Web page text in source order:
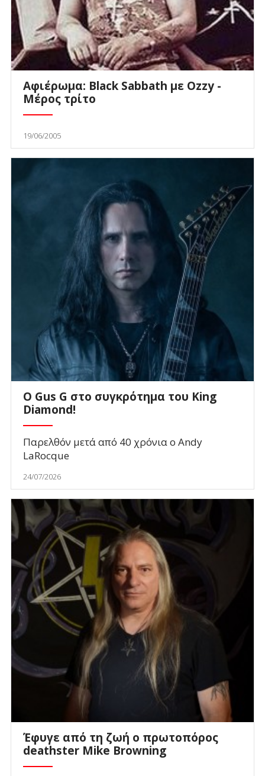
Αφιέρωμα: Black Sabbath με Ozzy -
Μέρος τρίτο
19/06/2005
O Gus G στο συγκρότημα του King
Diamond!
Παρελθόν μετά από 40 χρόνια ο Andy
LaRocque
24/07/2026
Έφυγε από τη ζωή ο πρωτοπόρος
deathster Mike Browning